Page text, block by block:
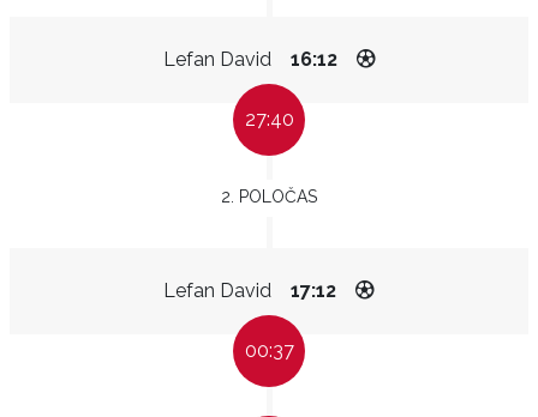
Lefan David 16:12
27:40
2. POLOČAS
Lefan David 17:12
00:37